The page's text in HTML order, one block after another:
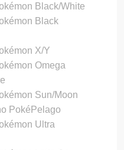
Black/White
Black
X/Y
Omega
Sun/Moon
PokéPelago
Ultra